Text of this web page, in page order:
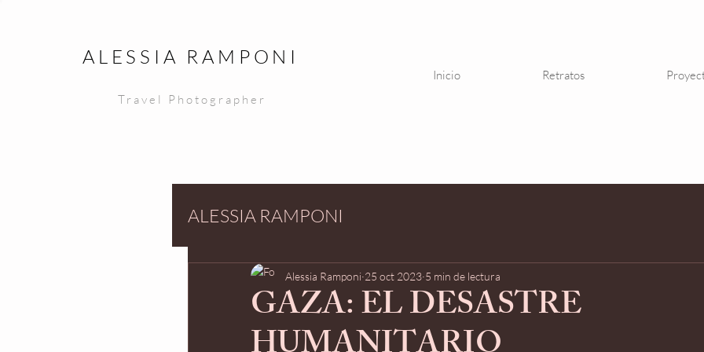
ALESSIA RAMPONI
Inicio Retratos
Travel Photographer
ALESSIA RAMPONI
GAZA: EL DESASTRE
Alessia Ramponi 25 oct 2023 5 min de lectura